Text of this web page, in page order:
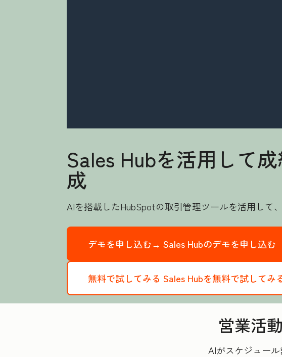
Sales Hubを活用して
成
AIを搭載したHubSpotの取引管理ツールを活用して
デモを申し込む→ Sales Hubのデモを申し込む
無料で試してみる Sales Hubを無料で試してみ
営業活
AIがスケジュー